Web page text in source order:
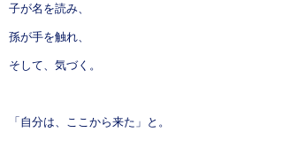
子が名を読み、
孫が手を触れ、
そして、気づく。
「自分は、ここから来た」と。